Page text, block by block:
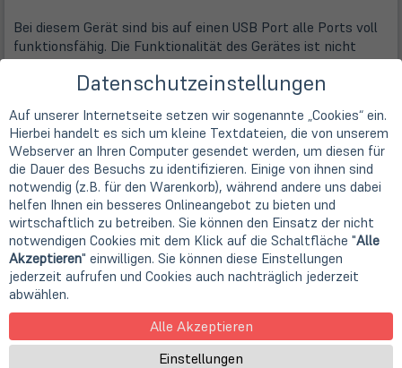
Bei diesem Gerät sind bis auf einen USB Port alle Ports voll
funktionsfähig. Die Funktionalität des Gerätes ist nicht
eingeschränkt. Der beschädigte USB Port ist von uns
deaktiviert und versiegelt worden. So wird eine
Beispielbilder:
Datenschutzeinstellungen
Auf unserer Internetseite setzen wir sogenannte „Cookies“ ein.
Hierbei handelt es sich um kleine Textdateien, die von unserem
Webserver an Ihren Computer gesendet werden, um diesen für
die Dauer des Besuchs zu identifizieren. Einige von ihnen sind
notwendig (z.B. für den Warenkorb), während andere uns dabei
helfen Ihnen ein besseres Onlineangebot zu bieten und
wirtschaftlich zu betreiben. Sie können den Einsatz der nicht
notwendigen Cookies mit dem Klick auf die Schaltfläche "Alle
Akzeptieren" einwilligen. Sie können diese Einstellungen
jederzeit aufrufen und Cookies auch nachträglich jederzeit
abwählen.
Alle Akzeptieren
Einstellungen